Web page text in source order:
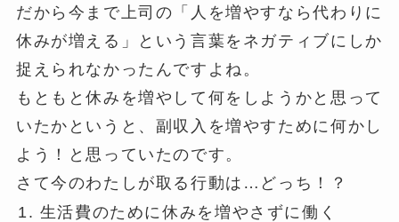
だから今まで上司の「人を増やすなら代わりに
休みが増える」という言葉をネガティブにしか
捉えられなかったんですよね。
もともと休みを増やして何をしようかと思って
いたかというと、副収入を増やすために何かし
よう！と思っていたのです。
さて今のわたしが取る行動は…どっち！？
生活費のために休みを増やさずに働く